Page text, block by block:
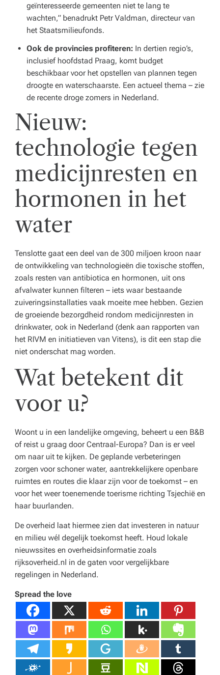
geïnteresseerde gemeenten niet te lang te
wachten,” benadrukt Petr Valdman, directeur van
het Staatsmilieufonds.
Ook de provincies profiteren: In dertien regio’s,
inclusief hoofdstad Praag, komt budget
beschikbaar voor het opstellen van plannen tegen
droogte en waterschaarste. Een actueel thema – zie
de recente droge zomers in Nederland.
Nieuw:
technologie tegen
medicijnresten en
hormonen in het
water
Tenslotte gaat een deel van de 300 miljoen kroon naar
de ontwikkeling van technologieën die toxische stoffen,
zoals resten van antibiotica en hormonen, uit ons
afvalwater kunnen filteren – iets waar bestaande
zuiveringsinstallaties vaak moeite mee hebben. Gezien
de groeiende bezorgdheid rondom medicijnresten in
drinkwater, ook in Nederland (denk aan rapporten van
het RIVM en initiatieven van Vitens), is dit een stap die
niet onderschat mag worden.
Wat betekent dit
voor u?
Woont u in een landelijke omgeving, beheert u een B&B
of reist u graag door Centraal-Europa? Dan is er veel
om naar uit te kijken. De geplande verbeteringen
zorgen voor schoner water, aantrekkelijkere openbare
ruimtes en routes die klaar zijn voor de toekomst – en
voor het weer toenemende toerisme richting Tsjechië en
haar buurlanden.
De overheid laat hiermee zien dat investeren in natuur
en milieu wél degelijk toekomst heeft. Houd lokale
nieuwssites en overheidsinformatie zoals
rijksoverheid.nl in de gaten voor vergelijkbare
regelingen in Nederland.
Spread the love